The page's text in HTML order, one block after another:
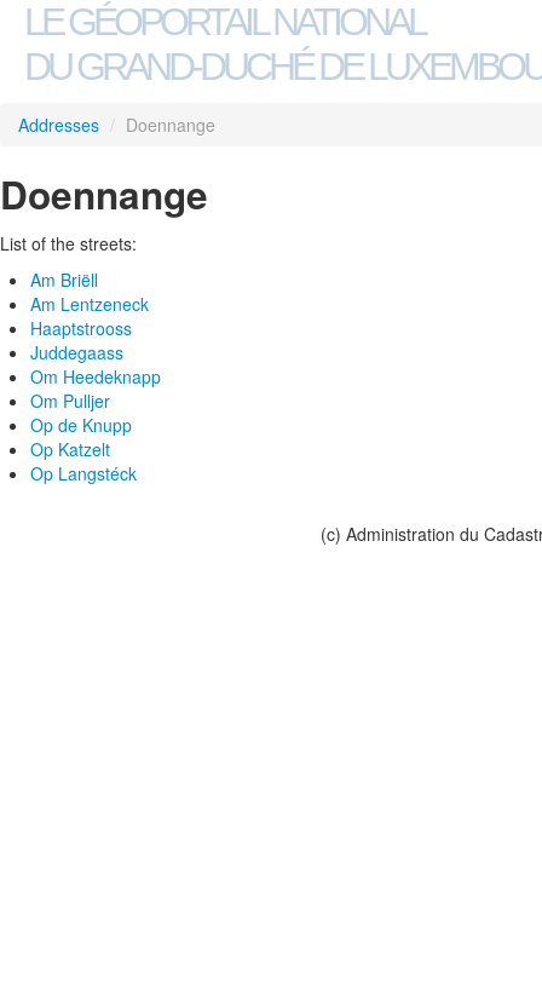
LE GÉOPORTAIL NATIONAL
DU GRAND-DUCHÉ DE
Addresses / Doennange
Doennange
List of the streets:
Am Briëll
Am Lentzeneck
Haaptstrooss
Juddegaass
Om Heedeknapp
Om Pulljer
Op de Knupp
Op Katzelt
Op Langstéck
(c) Administration du